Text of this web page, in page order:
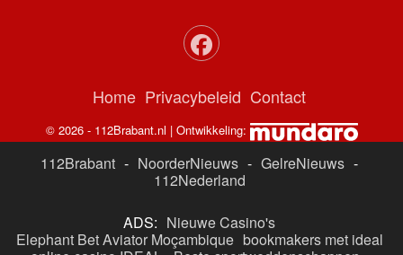
Home Privacybeleid Contact
© 2026 - 112Brabant.nl | Ontwikkeling:
112Brabant - NoorderNieuws - GelreNieuws -
112Nederland
ADS: Nieuwe Casino's
Elephant Bet Aviator Moçambique bookmakers met ideal